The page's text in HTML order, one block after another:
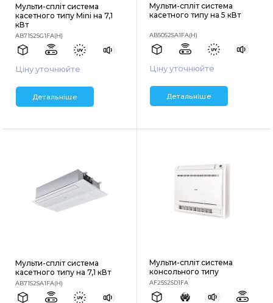
Мульти-спліт система
касетного типу Mini на 7,1
кВт
AB71S2SG1FA(H)
Ціну уточнюйте
Детальніше
Мульти-спліт система
касетного типу на 5 кВт
AB50S2SA1FA(H)
Ціну уточнюйте
Детальніше
Мульти-спліт система
касетного типу на 7,1 кВт
AB71S2SA1FA(H)
Мульти-спліт система
консольного типу
AF25S2SD1FA